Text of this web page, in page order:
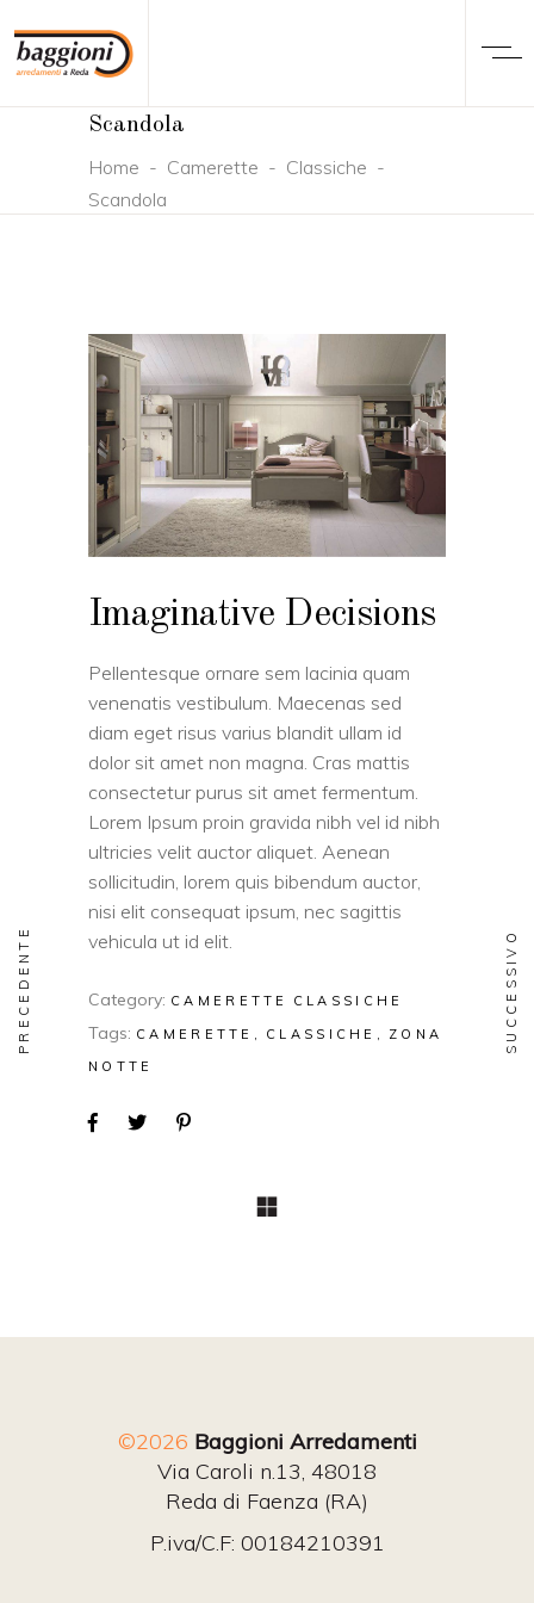
Scandola
Home - Camerette - Classiche -
Scandola
Imaginative Decisions
Pellentesque ornare sem lacinia quam
venenatis vestibulum. Maecenas sed
diam eget risus varius blandit ullam id
dolor sit amet non magna. Cras mattis
consectetur purus sit amet fermentum.
Lorem Ipsum proin gravida nibh vel id nibh
ultricies velit auctor aliquet. Aenean
sollicitudin, lorem quis bibendum auctor,
nisi elit consequat ipsum, nec sagittis
vehicula ut id elit.
Category: CAMERETTE CLASSICHE
Tags: CAMERETTE CLASSICHE
ZONA
NOTTE
PRECEDENTE SUCCESSIVO
©2026 Baggioni Arredamenti
Via Caroli n.13, 48018
Reda di Faenza (RA)
P.iva/C.F: 00184210391